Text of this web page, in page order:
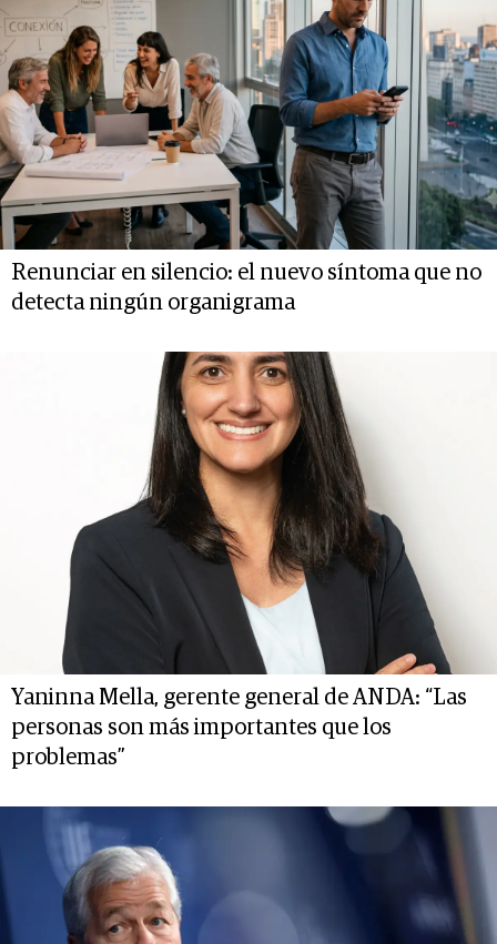
Renunciar en silencio: el nuevo síntoma que no
detecta ningún organigrama
Yaninna Mella, gerente general de ANDA: “Las
personas son más importantes que los
problemas”